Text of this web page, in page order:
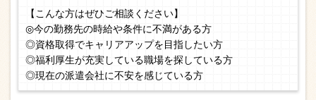
【こんな方はぜひご相談ください】
◎今の勤務先の時給や条件に不満がある方
◎資格取得でキャリアアップを目指したい方
◎福利厚生が充実している職場を探している方
◎現在の派遣会社に不安を感じている方